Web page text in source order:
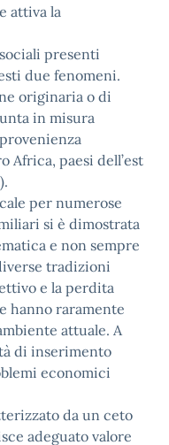
attiva la
presenti
due fenomeni.
originaria o di
in misura
Africa, paesi dell’est
per numerose
si è dimostrata
e non sempre
tradizioni
e la perdita
hanno raramente
attuale. A
di inserimento
economici
da un ceto
adeguato valore